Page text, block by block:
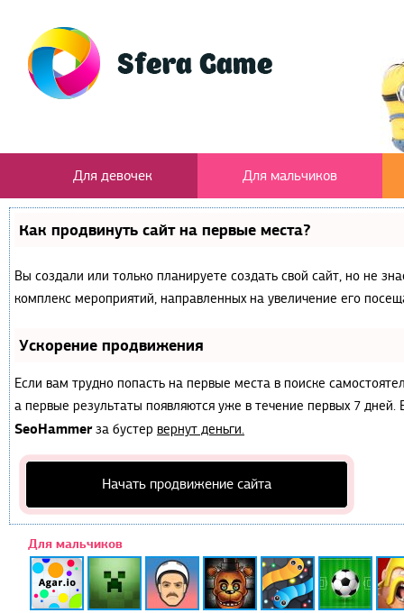
Для девочек Для мальчиков
Как продвинуть сайт на первые места?
Вы создали или только планируете создать свой сайт, но не
комплекс мероприятий, направленных на увеличение его
Ускорение продвижения
Если вам трудно попасть на первые места в поиске
а первые результаты появляются уже в течение первых 7
SeoHammerза бустер вернут деньги.
Начать продвижение сайта
Для мальчиков